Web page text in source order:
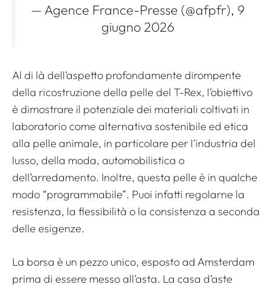
— Agence France-Presse (@afpfr), 9
giugno 2026
Al di là dell’aspetto profondamente dirompente
della ricostruzione della pelle del T-Rex, l’obiettivo
è dimostrare il potenziale dei materiali coltivati ​​in
laboratorio come alternativa sostenibile ed etica
alla pelle animale, in particolare per l’industria del
lusso, della moda, automobilistica o
dell’arredamento. Inoltre, questa pelle è in qualche
modo “programmabile”. Puoi infatti regolarne la
resistenza, la flessibilità o la consistenza a seconda
delle esigenze.
La borsa è un pezzo unico, esposto ad Amsterdam
prima di essere messo all’asta. La casa d’aste